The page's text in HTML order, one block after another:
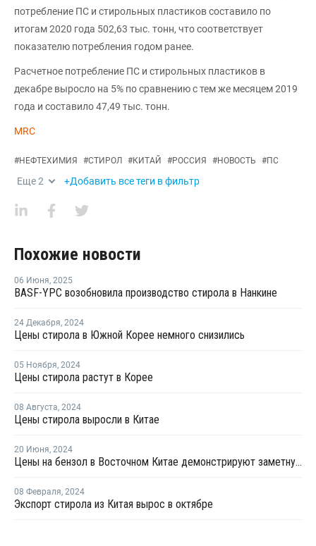
потребление ПС и стирольных пластиков составило по
итогам 2020 года 502,63 тыс. тонн, что соответствует
показателю потребления годом ранее.
Расчетное потребление ПС и стирольных пластиков в
декабре выросло на 5% по сравнению с тем же месяцем 2019
года и составило 47,49 тыс. тонн.
MRC
#НЕФТЕХИМИЯ #СТИРОЛ #КИТАЙ #РОССИЯ #НОВОСТЬ #ПС
Еще2 +Добавить все теги в фильтр
Похожие новости
06 Июня, 2025
BASF-YPC возобновила производство стирола в Нанкине
24 Декабря, 2024
Цены стирола в Южной Корее немного снизились
05 Ноября, 2024
Цены стирола растут в Корее
08 Августа, 2024
Цены стирола выросли в Китае
20 Июня, 2024
Цены на бензол в Восточном Китае демонстрируют заметную тенденцию к росту
08 Февраля, 2024
Экспорт стирола из Китая вырос в октябре